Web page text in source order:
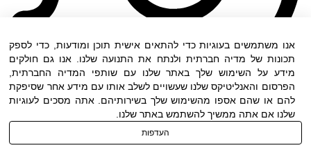
אנו משתמשים בעוגיות כדי להתאים אישית תוכן ומודעות, כדי לספק
תכונות של מדיה חברתית ולנתח את התנועה שלנו. אנו גם חולקים
מידע על השימוש שלך באתר שלנו עם שותפי המדיה החברתית,
הפרסום והאנליטיקס שלנו שעשויים לשלב אותו עם מידע אחר שסיפקת
להם או שהם אספו מהשימוש שלך בשירותיהם. אתה מסכים לעוגיות
שלנו אם אתה ממשיך להשתמש באתר שלנו.
העדפות